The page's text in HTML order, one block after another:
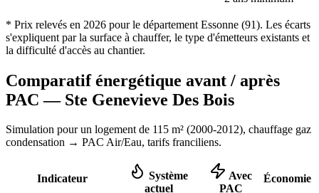
* Prix relevés en 2026 pour le département Essonne (91). Les écarts
s'expliquent par la surface à chauffer, le type d'émetteurs existants et
la difficulté d'accès au chantier.
Comparatif énergétique avant / après
PAC — Ste Genevieve Des Bois
Simulation pour un logement de 115 m² (2000-2012), chauffage gaz
condensation → PAC Air/Eau, tarifs franciliens.
Indicateur
Système
actuel
Avec
PAC
Économie